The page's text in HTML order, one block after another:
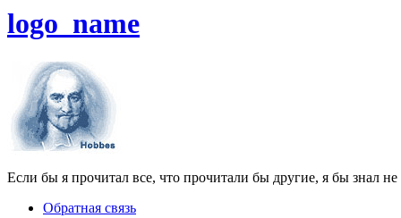
logo_name
Если бы я прочитал все, что прочитали бы другие, я бы знал
Обратная связь